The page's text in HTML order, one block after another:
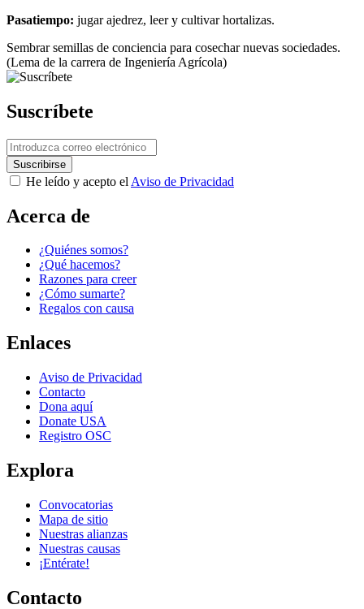
Pasatiempo: jugar ajedrez, leer y cultivar hortalizas.
Sembrar semillas de conciencia para cosechar nuevas sociedades.
(Lema de la carrera de Ingeniería Agrícola)
Suscríbete
He leído y acepto el Aviso de Privacidad
Acerca de
¿Quiénes somos?
¿Qué hacemos?
Razones para creer
¿Cómo sumarte?
Regalos con causa
Enlaces
Aviso de Privacidad
Contacto
Dona aquí
Donate USA
Registro OSC
Explora
Convocatorias
Mapa de sitio
Nuestras alianzas
Nuestras causas
¡Entérate!
Contacto